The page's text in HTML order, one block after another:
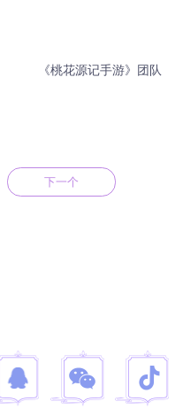
《桃花源记手游》团队
下一个